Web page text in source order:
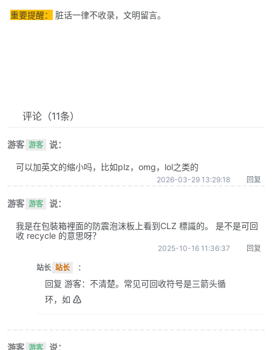
重要提醒： 脏话一律不收录，文明留言。
评论 （11条）
游客 游客 说：
可以加英文的缩小吗，比如plz，omg，lol之类的
2026-03-29 13:29:18 回复
游客 游客 说：
我是在包裝箱裡面的防震泡沫板上看到CLZ 標識的。 是不是可回
收 recycle 的意思呀？
2025-10-16 11:36:37 回复
站长 站长 ：
回复 游客：不清楚。常见可回收符号是三箭头循
环，如 ♴
游客 游客 说：